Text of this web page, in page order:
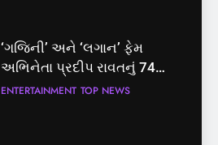
‘ગજિની’ અને ‘લગાન’ ફેમ
અભિનેતા પ્રદીપ રાવતનું 74
વર્ષની વયે નિધન, બ્લડ કેન્સર
ENTERTAINMENT TOP NEWS